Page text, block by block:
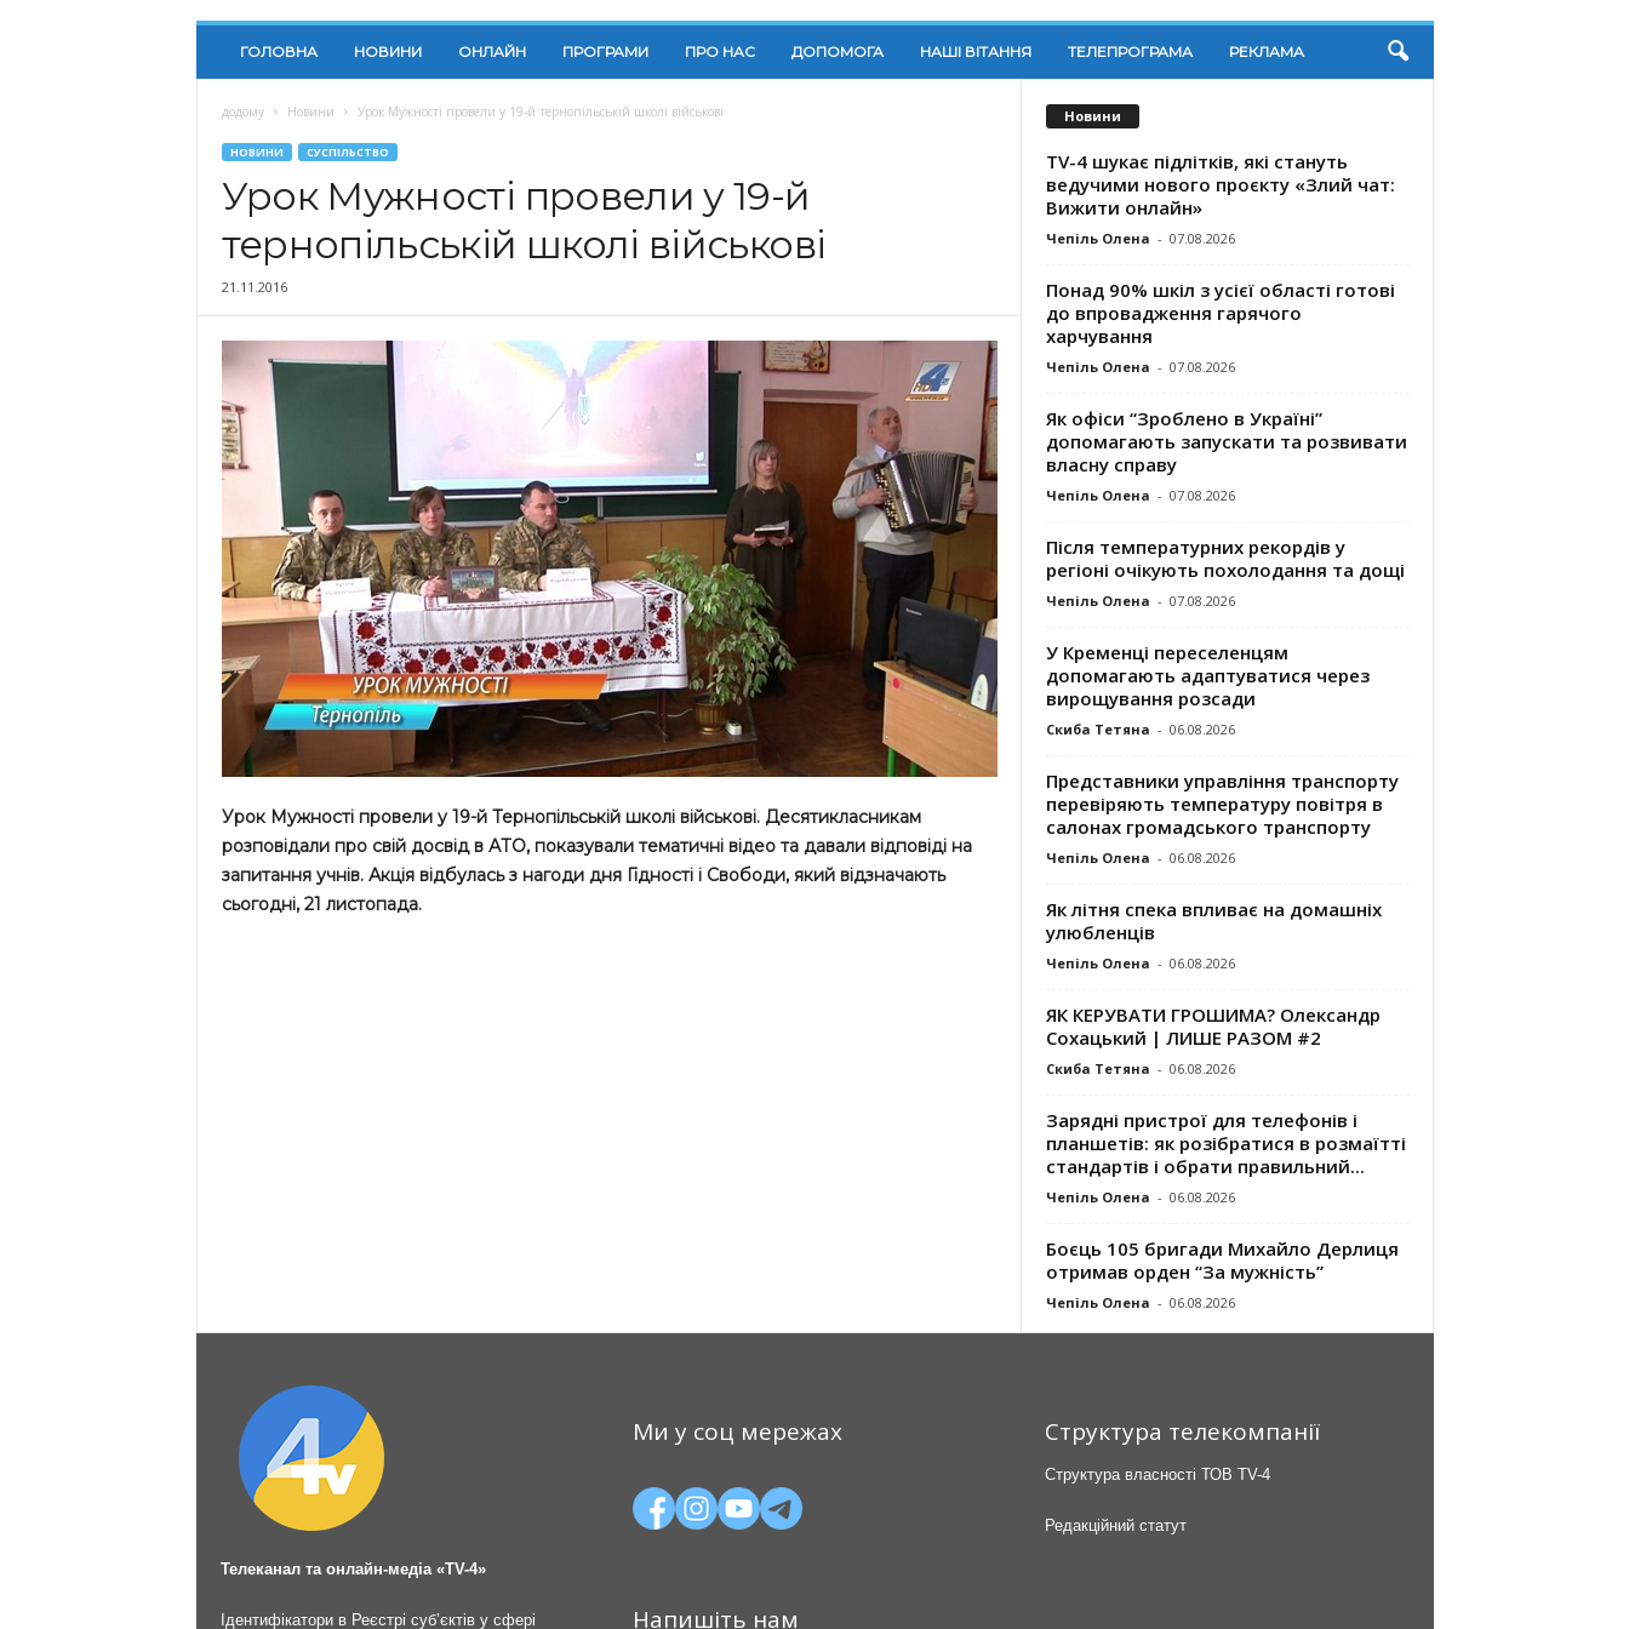
ГОЛОВНА НОВИНИ ОНЛАЙН ПРОГРАМИ ПРО НАС ДОПОМОГА НАШІ ВІТАННЯ ТЕЛЕПРОГРАМА РЕКЛАМА
додому Новини Урок Мужності провели у 19-й тернопільській школі військові
НОВИНИ СУСПІЛЬСТВО
Урок Мужності провели у 19-й
тернопільській школі військові
21.11.2016
Урок Мужності провели у 19-й Тернопільській школі військові. Десятикласникам
розповідали про свій досвід в АТО, показували тематичні відео та давали відповіді на
запитання учнів. Акція відбулась з нагоди дня Гідності і Свободи, який відзначають
сьогодні, 21 листопада.
Новини
TV-4 шукає підлітків, які стануть
ведучими нового проєкту «Злий чат:
Вижити онлайн»
Чепіль Олена - 07.08.2026
Понад 90% шкіл з усієї області готові
до впровадження гарячого
харчування
Чепіль Олена - 07.08.2026
Як офіси “Зроблено в Україні”
допомагають запускaти та розвивати
власну справу
Чепіль Олена - 07.08.2026
Після температурних рекордів у
регіоні очікують похолодання та дощі
Чепіль Олена - 07.08.2026
У Кременці переселенцям
допомагають адаптуватися через
вирощування розсади
Скиба Тетяна - 06.08.2026
Представники управління транспорту
перевіряють температуру повітря в
салонах громадського транспорту
Чепіль Олена - 06.08.2026
Як літня спека впливає на домашніх
улюбленців
Чепіль Олена - 06.08.2026
ЯК КЕРУВАТИ ГРОШИМА? Олександр
Сохацький | ЛИШЕ РАЗОМ #2
Скиба Тетяна - 06.08.2026
Зарядні пристрої для телефонів і
планшетів: як розібратися в розмаїтті
стандартів і обрати правильний...
Чепіль Олена - 06.08.2026
Боєць 105 бригади Михайло Дерлиця
отримав орден “За мужність”
Чепіль Олена - 06.08.2026
Телеканал та онлайн-медіа «TV-4»
Ідентифікатори в Реєстрі суб’єктів у сфері
Ми у соц мережах
Напишіть нам
Структура телекомпанії
Структура власності ТОВ TV-4
Редакційний статут